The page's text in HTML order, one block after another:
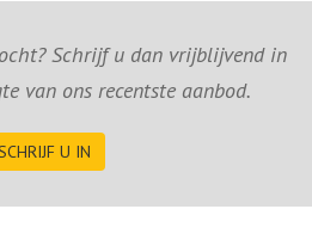
Schrijf u dan vrijblijvend in
van ons recentste aanbod.
U IN